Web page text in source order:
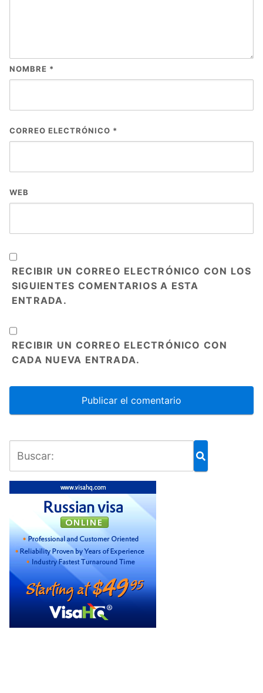
NOMBRE *
CORREO ELECTRÓNICO *
WEB
RECIBIR UN CORREO ELECTRÓNICO CON LOS
SIGUIENTES COMENTARIOS A ESTA
ENTRADA.
RECIBIR UN CORREO ELECTRÓNICO CON
CADA NUEVA ENTRADA.